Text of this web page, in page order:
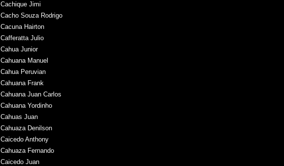
Cachique Jimi
Cacho Souza Rodrigo
Cacuna Hairton
Cafferatta Julio
Cahua Junior
Cahuana Manuel
Cahua Peruvian
Cahuana Frank
Cahuana Juan Carlos
Cahuana Yordinho
Cahuas Juan
Cahuaza Denilson
Caicedo Anthony
Cahuaza Fernando
Caicedo Juan